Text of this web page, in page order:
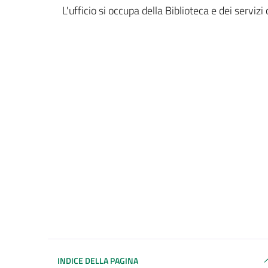
Dettagli del documento
L'ufficio si occupa della Biblioteca e dei servizi
INDICE DELLA PAGINA